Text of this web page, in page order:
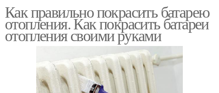
Как правильно покрасить батарею
отопления. Как покрасить батареи
отопления своими руками